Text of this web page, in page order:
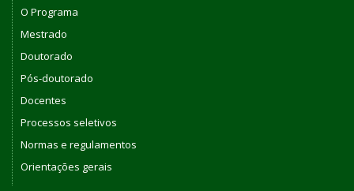
O Programa
Mestrado
Doutorado
Pós-doutorado
Docentes
Processos seletivos
Normas e regulamentos
Orientações gerais